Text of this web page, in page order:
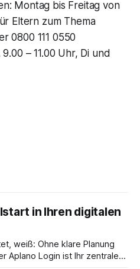
Montag bis Freitag von
Eltern zum Thema
0800 111 0550
– 11.00 Uhr, Di und
in Ihren digitalen
weiß: Ohne klare Planung
Aplano Login ist Ihr zentraler